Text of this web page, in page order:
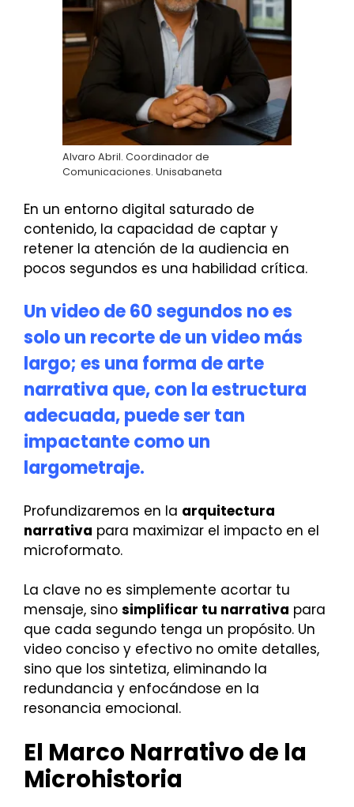
Alvaro Abril. Coordinador de
Comunicaciones. Unisabaneta
En un entorno digital saturado de
contenido, la capacidad de captar y
retener la atención de la audiencia en
pocos segundos es una habilidad crítica.
Un video de 60 segundos no es
solo un recorte de un video más
largo; es una forma de arte
narrativa que, con la estructura
adecuada, puede ser tan
impactante como un
largometraje.
Profundizaremos en la arquitectura
narrativa para maximizar el impacto en el
microformato.
La clave no es simplemente acortar tu
mensaje, sino simplificar tu narrativa para
que cada segundo tenga un propósito. Un
video conciso y efectivo no omite detalles,
sino que los sintetiza, eliminando la
redundancia y enfocándose en la
resonancia emocional.
El Marco Narrativo de la
Microhistoria